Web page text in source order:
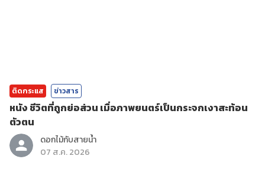
ติดกระแส ข่าวสาร
หนัง ชีวิตที่ถูกย่อส่วน เมื่อภาพยนตร์เป็นกระจกเงาสะท้อน
ตัวตน
ดอกไม้กับสายน้ำ
07 ส.ค. 2026